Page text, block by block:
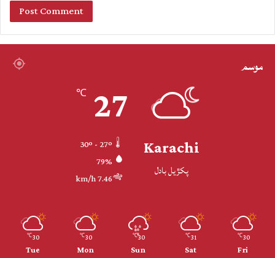
موسم
Karachi
پکڙيل بادل
27
℃
79%
7.46 km/h
30
℃
Fri
31
℃
Sat
30
℃
Sun
30
℃
Mon
30
℃
Tue